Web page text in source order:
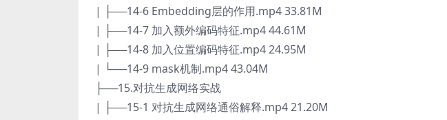
| ├──14-6 Embedding层的作用.mp4 33.81M
| ├──14-7 加入额外编码特征.mp4 44.61M
| ├──14-8 加入位置编码特征.mp4 24.95M
| └──14-9 mask机制.mp4 43.04M
├──15.对抗生成网络实战
| ├──15-1 对抗生成网络通俗解释.mp4 21.20M